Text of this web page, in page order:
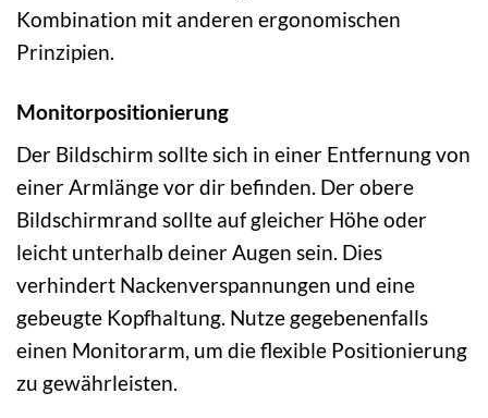
Kombination mit anderen ergonomischen
Prinzipien.
Monitorpositionierung
Der Bildschirm sollte sich in einer Entfernung von
einer Armlänge vor dir befinden. Der obere
Bildschirmrand sollte auf gleicher Höhe oder
leicht unterhalb deiner Augen sein. Dies
verhindert Nackenverspannungen und eine
gebeugte Kopfhaltung. Nutze gegebenenfalls
einen Monitorarm, um die flexible Positionierung
zu gewährleisten.